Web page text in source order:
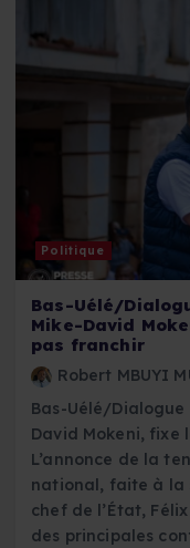
Politique
Bas-Uélé/
Mike-David
pas franchir
Robert MBUYI
Bas-Uélé/Dialogue
David Mokeni, fixe
L’annonce de la
national, faite à la
chef de l’État,
des principales